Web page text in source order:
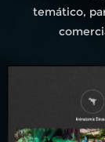
temático,